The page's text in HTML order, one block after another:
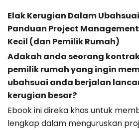
Elak Kerugian Dalam
Panduan Project
Kecil (dan Pemilik Rumah)
Adakah anda seorang
pemilik rumah yang ingin
ubahsuai anda berjalan
kerugian besar?
Ebook ini direka khas untuk
lengkap dalam menguruskan